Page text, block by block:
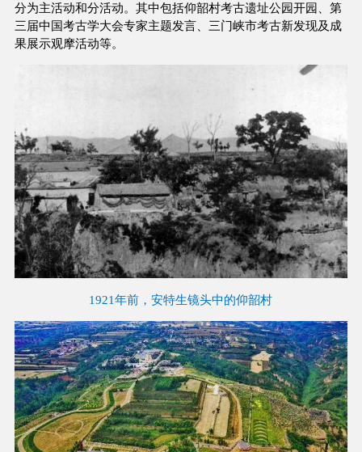
分为主活动和分活动。其中包括仰韶村考古遗址公园开园、第
三届中国考古学大会专家主题发言、三门峡市考古新发现及成
果展示观摩活动等。
1921年前，安特生镜头中的仰韶村